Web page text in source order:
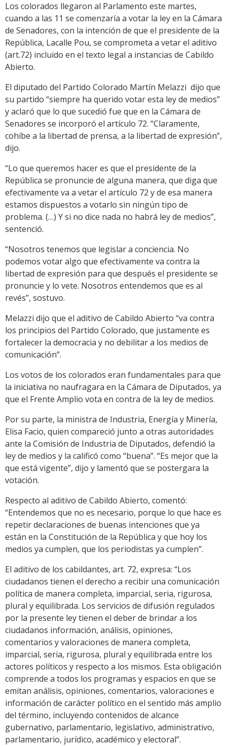
Los colorados llegaron al Parlamento este martes,
cuando a las 11 se comenzaría a votar la ley en la Cámara
de Senadores, con la intención de que el presidente de la
República, Lacalle Pou, se comprometa a vetar el aditivo
(art.72) incluido en el texto legal a instancias de Cabildo
Abierto.
El diputado del Partido Colorado Martín Melazzi dijo que
su partido “siempre ha querido votar esta ley de medios”
y aclaró que lo que sucedió fue que en la Cámara de
Senadores se incorporó el artículo 72. “Claramente,
cohíbe a la libertad de prensa, a la libertad de expresión”,
dijo.
“Lo que queremos hacer es que el presidente de la
República se pronuncie de alguna manera, que diga que
efectivamente va a vetar el artículo 72 y de esa manera
estamos dispuestos a votarlo sin ningún tipo de
problema. (…) Y si no dice nada no habrá ley de medios”,
sentenció.
“Nosotros tenemos que legislar a conciencia. No
podemos votar algo que efectivamente va contra la
libertad de expresión para que después el presidente se
pronuncie y lo vete. Nosotros entendemos que es al
revés”, sostuvo.
Melazzi dijo que el aditivo de Cabildo Abierto “va contra
los principios del Partido Colorado, que justamente es
fortalecer la democracia y no debilitar a los medios de
comunicación”.
Los votos de los colorados eran fundamentales para que
la iniciativa no naufragara en la Cámara de Diputados, ya
que el Frente Amplio vota en contra de la ley de medios.
Por su parte, la ministra de Industria, Energía y Minería,
Elisa Facio, quien compareció junto a otras autoridades
ante la Comisión de Industria de Diputados, defendió la
ley de medios y la calificó como “buena”. “Es mejor que la
que está vigente”, dijo y lamentó que se postergara la
votación.
Respecto al aditivo de Cabildo Abierto, comentó:
“Entendemos que no es necesario, porque lo que hace es
repetir declaraciones de buenas intenciones que ya
están en la Constitución de la República y que hoy los
medios ya cumplen, que los periodistas ya cumplen”.
El aditivo de los cabildantes, art. 72, expresa: “Los
ciudadanos tienen el derecho a recibir una comunicación
política de manera completa, imparcial, seria, rigurosa,
plural y equilibrada. Los servicios de difusión regulados
por la presente ley tienen el deber de brindar a los
ciudadanos información, análisis, opiniones,
comentarios y valoraciones de manera completa,
imparcial, seria, rigurosa, plural y equilibrada entre los
actores políticos y respecto a los mismos. Esta obligación
comprende a todos los programas y espacios en que se
emitan análisis, opiniones, comentarios, valoraciones e
información de carácter político en el sentido más amplio
del término, incluyendo contenidos de alcance
gubernativo, parlamentario, legislativo, administrativo,
parlamentario, jurídico, académico y electoral”.